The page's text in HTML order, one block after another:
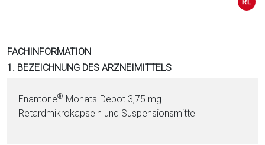
m
FACHINFORMATION
1. BEZEICHNUNG DES ARZNEIMITTELS
Enantone® Monats-De­pot 3,75 mg
Retardmikrokapseln und Suspensionsmittel